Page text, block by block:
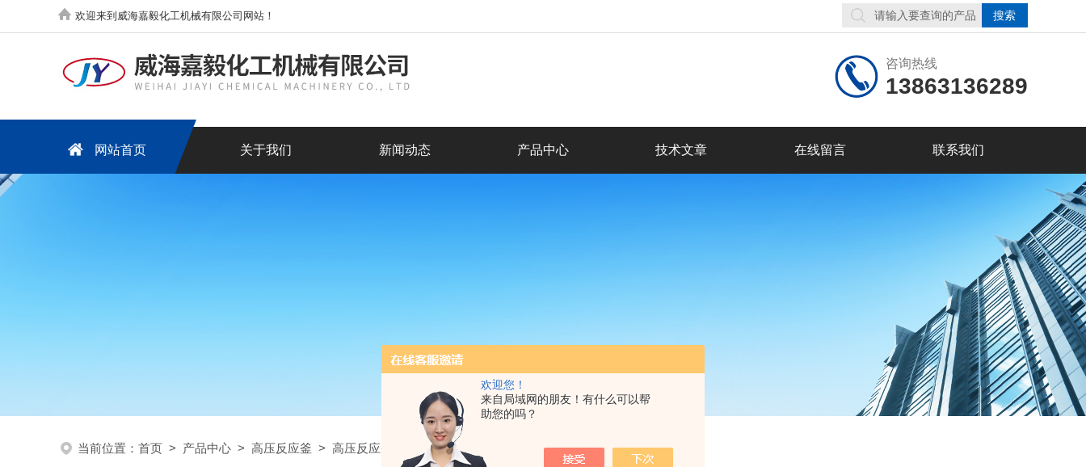
欢迎您！
来自局域网的朋友！有什么可以帮
助您的吗？
欢迎来到威海嘉毅化工机械有限公司网站！
咨询热线
13863136289
网站首页 关于我们 新闻动态 产品中心 技术文章 在线留言 联系我们
当前位置： 首页 > 产品中心 > 高压反应釜 > 高压反应釜 GS-2L系列高压釜价格